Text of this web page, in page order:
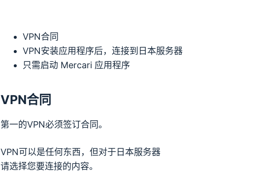
VPN合同
VPN安装应用程序后，连接到日本服务器
只需启动 Mercari 应用程序
VPN合同
第一的VPN必须签订合同。
VPN可以是任何东西，但对于日本服务器
请选择您要连接的内容。